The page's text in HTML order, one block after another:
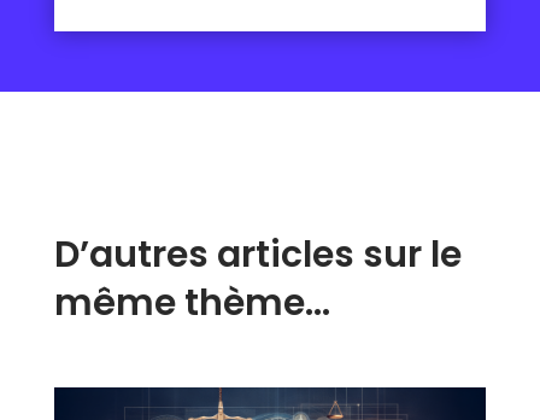
D’autres articles sur le
même thème…